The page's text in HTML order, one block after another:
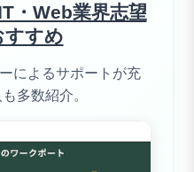
・Web業界志望
すすめ
によるサポートが充
多数紹介。